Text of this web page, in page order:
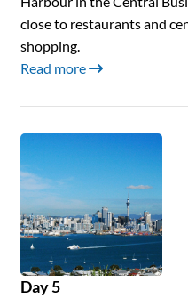
close to restaurants and
shopping.
Read more
Day 5